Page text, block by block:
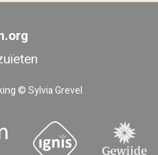
© Sylvia Grevel